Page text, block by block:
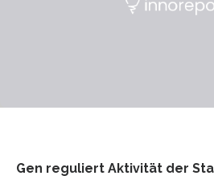
Gen reguliert Aktivität der